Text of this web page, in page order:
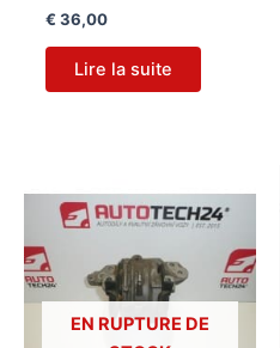
€ 36,00
Lire la suite
EN RUPTURE DE